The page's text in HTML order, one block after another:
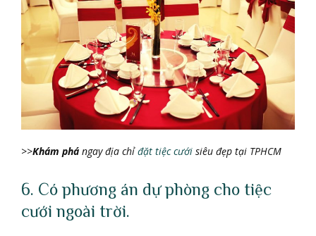
>>Khám phá ngay địa chỉ đặt tiệc cưới siêu đẹp tại TPHCM
6. Có phương án dự phòng cho tiệc
cưới ngoài trời.